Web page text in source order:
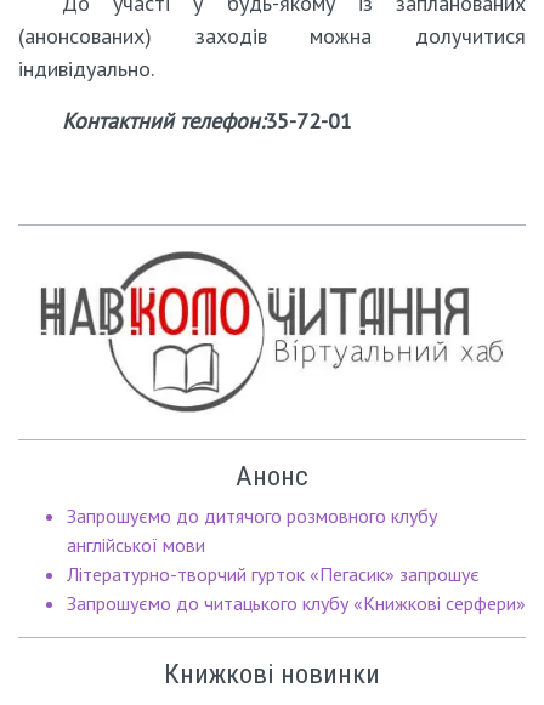
(анонсованих) заходів можна долучитися
індивідуально.
Контактний телефон:35-72-01
Анонс
Запрошуємо до дитячого розмовного клубу
англійської мови
Літературно-творчий гурток «Пегасик» запрошує
Запрошуємо до читацького клубу «Книжкові серфери»
Книжкові новинки